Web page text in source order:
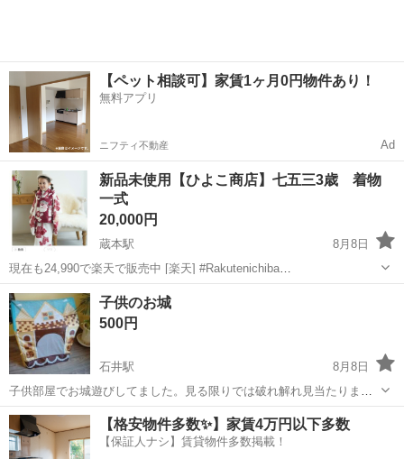
【ペット相談可】家賃1ヶ月0円物件あり！
無料アプリ
ニフティ不動産 Ad
新品未使用【ひよこ商店】七五三3歳 着物
一式
20,000円
蔵本駅
8月8日
現在も24,990で楽天で販売中 [楽天] #Rakutenichiba
https://item.rakuten.co.jp/utatane/1403625500/?
scid=wi_ich_iphoneapp_item_s...
徳島 徳島市 蔵本駅
子供のお城
500円
石井駅
8月8日
子供部屋でお城遊びしてました。見る限りでは破れ解れ見当たりませ
ん。
徳島 名西郡 石井駅 ベビー用品 子供部屋
【格安物件多数✨】家賃4万円以下多数
【保証人ナシ】賃貸物件多数掲載！